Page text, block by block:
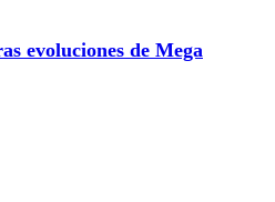
evoluciones de Mega